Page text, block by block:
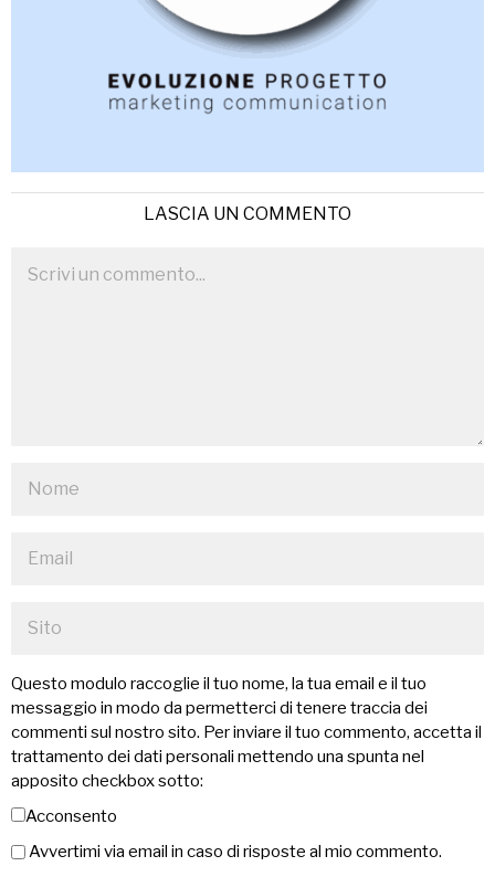
LASCIA UN COMMENTO
Questo modulo raccoglie il tuo nome, la tua email e il tuo
messaggio in modo da permetterci di tenere traccia dei
commenti sul nostro sito. Per inviare il tuo commento, accetta il
trattamento dei dati personali mettendo una spunta nel
apposito checkbox sotto:
Acconsento
Avvertimi via email in caso di risposte al mio commento.